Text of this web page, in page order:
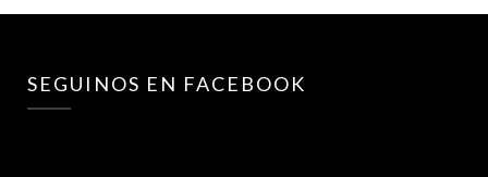
SEGUINOS EN FACEBOOK